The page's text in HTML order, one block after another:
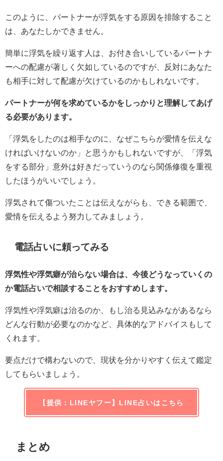
このように、パートナーが浮気をする原因を排除すること
は、あなたしかできません。
簡単に浮気を繰り返す人は、お付き合いしているパートナ
ーへの配慮が著しく欠如しているのですが、反対にあなた
も相手に対して配慮が欠けているのかもしれないです。
パートナーが何を求めているかをしっかりと理解してあげ
る必要があります。
「浮気をしたのは相手なのに、なぜこちらが愛情を伝えな
ければいけないのか」と思うかもしれないですが、「浮気
をする部分」意外は好きだっていうのなら関係修復を重視
したほうがいいでしょう。
浮気されて傷ついたことは伝えながらも、できる範囲で、
愛情を伝えるよう努力してみましょう。
電話占いに頼ってみる
浮気性や浮気癖が治らない場合は、今後どうなっていくの
か電話占いで相談することをおすすめします。
浮気性や浮気癖は治るのか、もし治る見込みながあるなら
どんな行動が必要なのかなど、具体的なアドバイスもして
くれます。
要点だけで構わないので、現状を分かりやすく伝えて鑑定
してもらいましょう。
【提供：LINEヤフー】LINE占いはこちら
まとめ